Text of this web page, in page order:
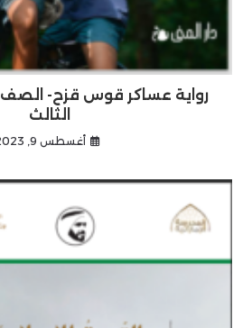
رواية عساكر قوس قزح-
الثالث
أغسطس 9, 2023